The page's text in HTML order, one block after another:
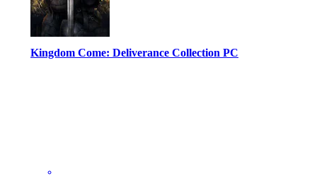
Kingdom Come: Deliverance Collection PC